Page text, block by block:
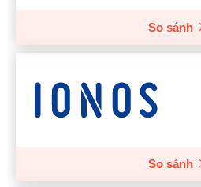
So sánh
So sánh